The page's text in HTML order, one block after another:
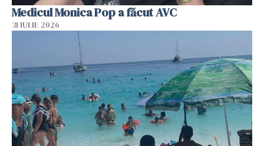
Medicul Monica Pop a făcut AVC
31 IULIE 2026